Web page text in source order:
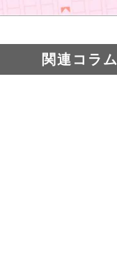
関連コラム